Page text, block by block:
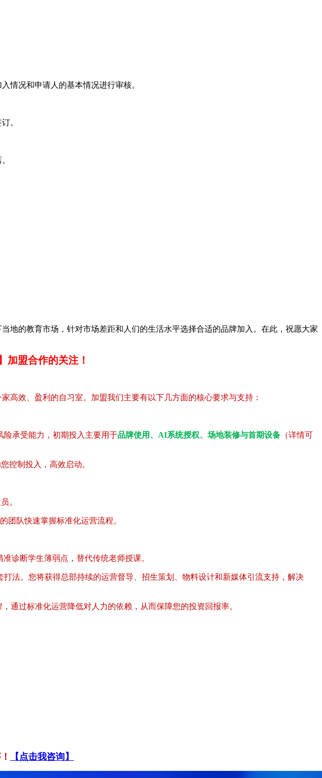
情况和申请人的基本情况进行审核。
。
地的教育市场，针对市场差距和人们的生活水平选择合适的品牌加入。在此，祝愿大家
加盟合作的关注！
高效、盈利的自习室。加盟我们主要有以下几方面的核心要求与支持：
险承受能力，初期投入主要用于品牌使用、AI系统授权、场地装修与首期设备 （详情可
控制投入，高效启动。
。
团队快速掌握标准化运营流程。
诊断学生薄弱点，替代传统老师授课。
打法。您将获得总部持续的运营督导、招生策划、物料设计和新媒体引流支持，解决
通过标准化运营降低对人力的依赖，从而保障您的投资回报率。
【点击我咨询】